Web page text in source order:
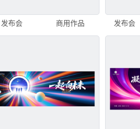
发布会 商用作品 发布会